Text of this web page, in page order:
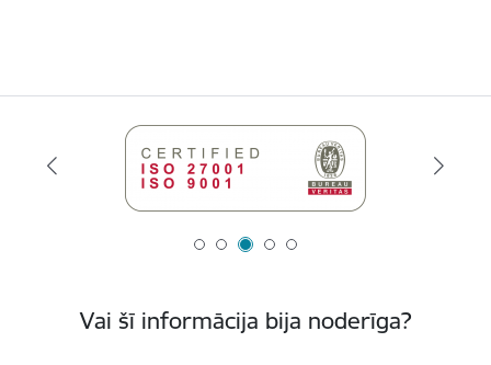
Vai šī informācija bija noderīga?